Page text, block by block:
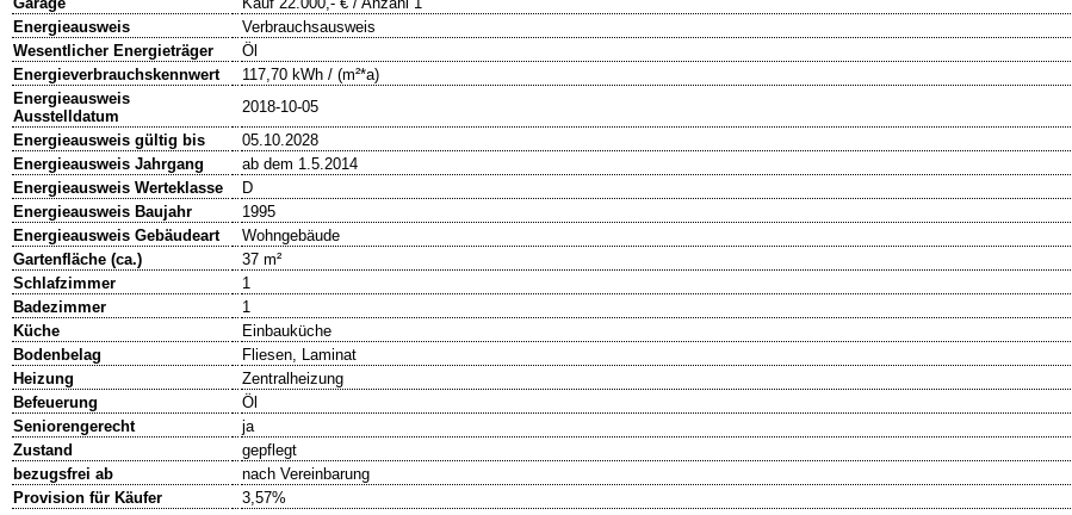
Energieausweis
Verbrauchsausweis
Wesentlicher Energieträger
Öl
Energieverbrauchskennwert
117,70 kWh / (m²*a)
Energieausweis
Ausstelldatum
2018-10-05
Energieausweis gültig bis
05.10.2028
Energieausweis Jahrgang
ab dem 1.5.2014
Energieausweis Werteklasse
D
Energieausweis Baujahr
1995
Energieausweis Gebäudeart
Wohngebäude
Gartenfläche (ca.)
37 m²
Schlafzimmer
1
Badezimmer
1
Küche
Einbauküche
Bodenbelag
Fliesen, Laminat
Heizung
Zentralheizung
Befeuerung
Öl
Seniorengerecht
ja
Zustand
gepflegt
bezugsfrei ab
nach Vereinbarung
Provision für Käufer
3,57%